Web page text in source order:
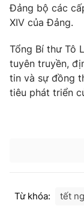
Cơ quan báo chí:
Giấy phép hoạt
cấp ngày 29/12/
Tổng Biên tập:
Phó Tổng Biên
Nguyễn Trọng Ninh
Đảng bộ các
XIV của Đảng.
Tổng Bí thư Tô
tuyên truyền,
tin và sự đồng
tiêu phát triển
Từ khóa: tết